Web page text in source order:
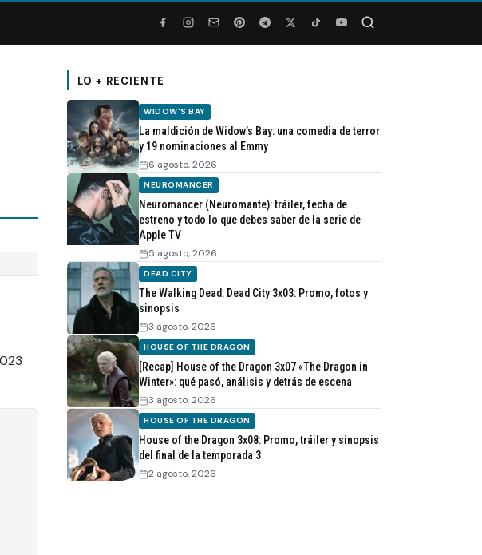
LO + RECIENTE
WIDOW'S BAY
La maldición de Widow’s Bay: una comedia de terror
y 19 nominaciones al Emmy
6 agosto, 2026
NEUROMANCER
Neuromancer (Neuromante): tráiler, fecha de
estreno y todo lo que debes saber de la serie de
Apple TV
5 agosto, 2026
DEAD CITY
The Walking Dead: Dead City 3x03: Promo, fotos y
sinopsis
3 agosto, 2026
HOUSE OF THE DRAGON
[Recap] House of the Dragon 3x07 «The Dragon in
Winter»: qué pasó, análisis y detrás de escena
3 agosto, 2026
HOUSE OF THE DRAGON
House of the Dragon 3x08: Promo, tráiler y sinopsis
del final de la temporada 3
2 agosto, 2026